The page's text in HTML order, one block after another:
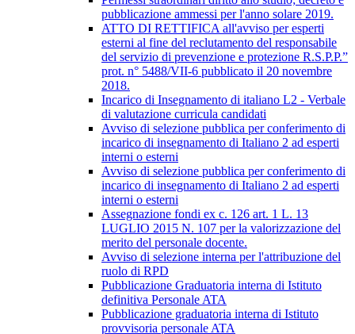
pubblicazione ammessi per l'anno solare 2019.
ATTO DI RETTIFICA all'avviso per esperti
esterni al fine del reclutamento del responsabile
del servizio di prevenzione e protezione R.S.P.P.”
prot. n° 5488/VII-6 pubblicato il 20 novembre
2018.
Incarico di Insegnamento di italiano L2 - Verbale
di valutazione curricula candidati
Avviso di selezione pubblica per conferimento di
incarico di insegnamento di Italiano 2 ad esperti
interni o esterni
Avviso di selezione pubblica per conferimento di
incarico di insegnamento di Italiano 2 ad esperti
interni o esterni
Assegnazione fondi ex c. 126 art. 1 L. 13
LUGLIO 2015 N. 107 per la valorizzazione del
merito del personale docente.
Avviso di selezione interna per l'attribuzione del
ruolo di RPD
Pubblicazione Graduatoria interna di Istituto
definitiva Personale ATA
Pubblicazione graduatoria interna di Istituto
provvisoria personale ATA